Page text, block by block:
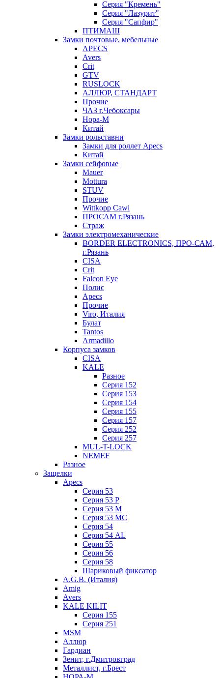
Серия "Кремень"
Серия "Лазурит"
Серия "Сапфир"
ПТИМАШ
Замки почтовые, мебельные
APECS
Avers
Crit
GTV
RUSLOCK
АЛЛЮР, СТАНДАРТ
Прочие
ЧАЗ г.Чебоксары
Нора-М
Китай
Замки рольставни
Замки для роллет Apecs
Китай
Замки сейфовые
Mauer
Mottura
STUV
Прочие
Wittkopp Cawi
ПРОСАМ г.Рязань
Страж
Замки электромеханические
BORDER ELECTRONICS, ПРО-САМ,
г.Рязань
CISA
Crit
Falcon Eye
Полис
Apecs
Прочие
Viro, Италия
Булат
Tantos
Armadillo
Корпуса замков
CISA
KALE
Разное
Серия 152
Серия 153
Серия 154
Серия 155
Серия 157
Серия 252
Серия 257
MUL-T-LOCK
NEMEF
Разное
Защелки
Apecs
Серия 53
Серия 53 P
Серия 53 М
Серия 53 МC
Серия 54
Серия 54 AL
Серия 55
Серия 56
Серия 58
Шариковый фиксатор
A.G.B. (Италия)
Amig
Avers
KALE KILIT
Серия 155
Серия 251
MSM
Аллюр
Гардиан
Зенит, г.Дмитровград
Металлист, г.Брест